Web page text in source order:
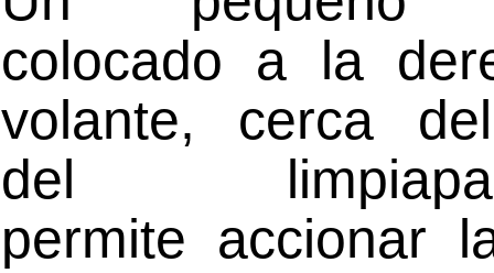
colocado a la
volante, cerca
del
permite accionar